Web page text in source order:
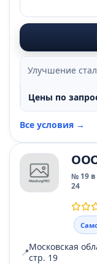
Улучшение
Цены по
Все условия →
№ 19
24
📍Московская
стр. 19